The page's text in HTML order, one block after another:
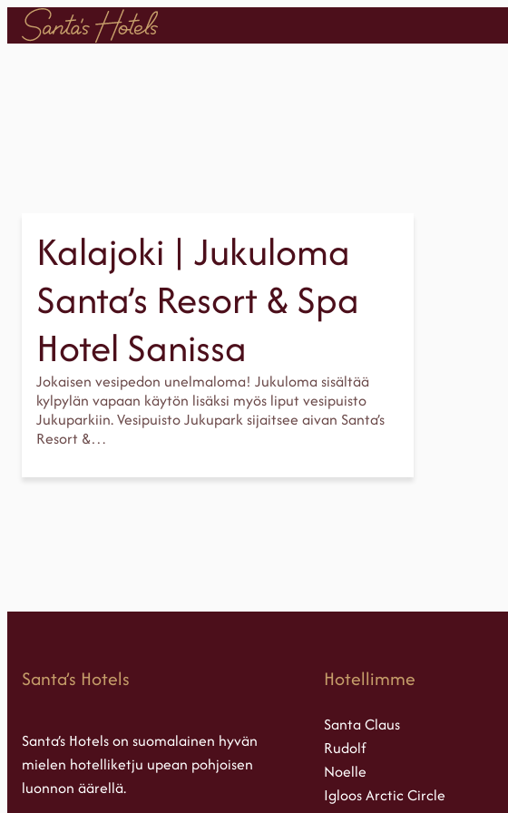
Siirry
sisältöön
Kalajoki | Jukuloma
Santa’s Resort & Spa
Hotel Sanissa
Jokaisen vesipedon unelmaloma! Jukuloma sisältää
kylpylän vapaan käytön lisäksi myös liput vesipuisto
Jukuparkiin. Vesipuisto Jukupark sijaitsee aivan Santa’s
Resort &…
Santa’s Hotels
Santa’s Hotels on suomalainen hyvän
mielen hotelliketju upean pohjoisen
luonnon äärellä.
Hotellimme
Santa Claus
Rudolf
Noelle
Igloos Arctic Circle